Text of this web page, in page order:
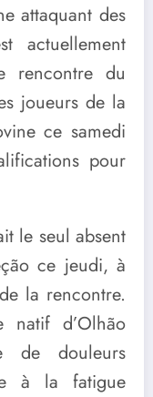
attaquant des
actuellement
rencontre du
joueurs de la
ce samedi
pour
le seul absent
ce jeudi, à
la rencontre.
natif d’Olhão
de douleurs
à la fatigue